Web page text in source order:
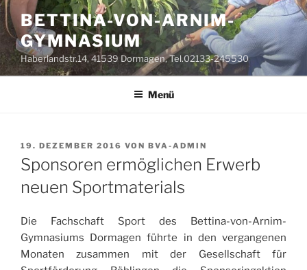
Zum
Inhalt
springen
BETTINA-VON-ARNIM-
GYMNASIUM
Haberlandstr.14, 41539 Dormagen, Tel.02133-245530
Menü
VERÖFFENTLICHT
AM
19. DEZEMBER 2016 VON BVA-ADMIN
Sponsoren ermöglichen Erwerb
neuen Sportmaterials
Die Fachschaft Sport des Bettina-von-Arnim-
Gymnasiums Dormagen führte in den vergangenen
Monaten zusammen mit der Gesellschaft für